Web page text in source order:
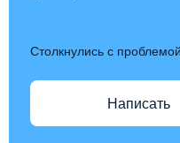
Столкнулись с
Написать